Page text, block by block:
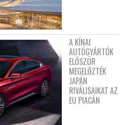
A KÍNAI
AUTÓGYÁRTÓK
ELŐSZÖR
MEGELŐZTÉK
JAPÁN
RIVÁLISAIKAT AZ
EU PIACÁN